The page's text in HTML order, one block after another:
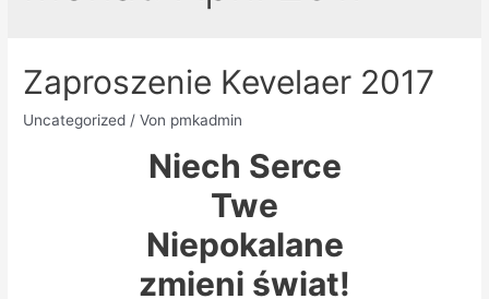
Zaproszenie Kevelaer 2017
Uncategorized / Von pmkadmin
Niech Serce
Twe
Niepokalane
zmieni świat!